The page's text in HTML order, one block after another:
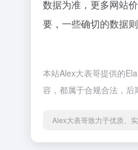
数据为准，更多网站
要，一些确切的数据
本站Alex大表哥提供的
容，都属于合规合法，后
Alex大表哥致力于优质、